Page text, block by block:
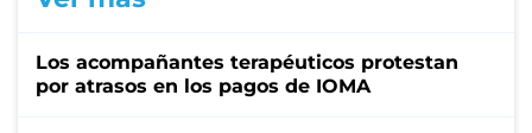
Los acompañantes terapéuticos protestan
por atrasos en los pagos de IOMA